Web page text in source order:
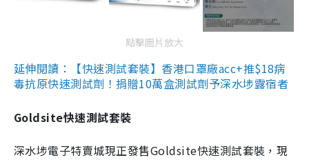
點擊圖片放大
延伸閱讀：【快速測試套裝】香港口罩廠acc+推$18病
毒抗原快速測試劑！捐贈10萬盒測試劑予深水埗露宿者
Goldsite快速測試套裝
深水埗電子特賣城現正發售Goldsite快速測試套裝，現